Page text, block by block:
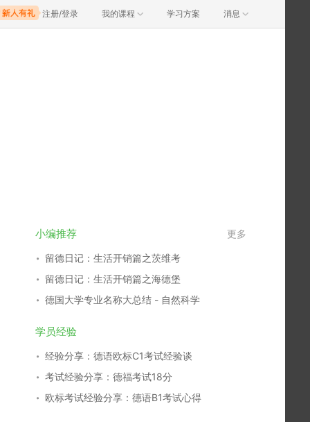
注册/登录 我的课程 学习方案 消息
小编推荐 更多
留德日记：生活开销篇之茨维考
留德日记：生活开销篇之海德堡
德国大学专业名称大总结 - 自然科学
学员经验
经验分享：德语欧标C1考试经验谈
考试经验分享：德福考试18分
欧标考试经验分享：德语B1考试心得